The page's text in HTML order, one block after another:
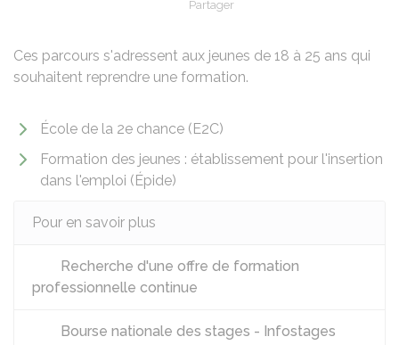
Partager
Ces parcours s'adressent aux jeunes de 18 à 25 ans qui
souhaitent reprendre une formation.
École de la 2e chance (E2C)
Formation des jeunes : établissement pour l'insertion
dans l'emploi (Épide)
Pour en savoir plus
Recherche d'une offre de formation
professionnelle continue
Bourse nationale des stages - Infostages